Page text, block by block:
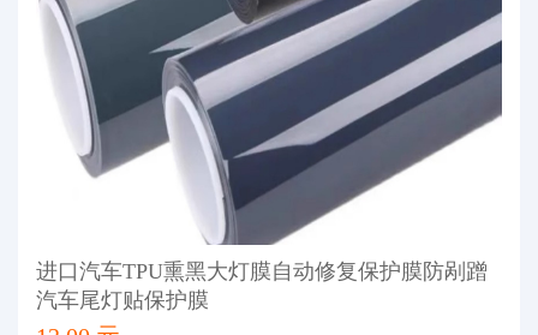
进口汽车TPU熏黑大灯膜自动修复保护膜防剐蹭
汽车尾灯贴保护膜